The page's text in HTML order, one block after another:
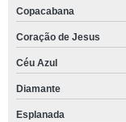
Copacabana
Coração de Jesus
Céu Azul
Diamante
Esplanada